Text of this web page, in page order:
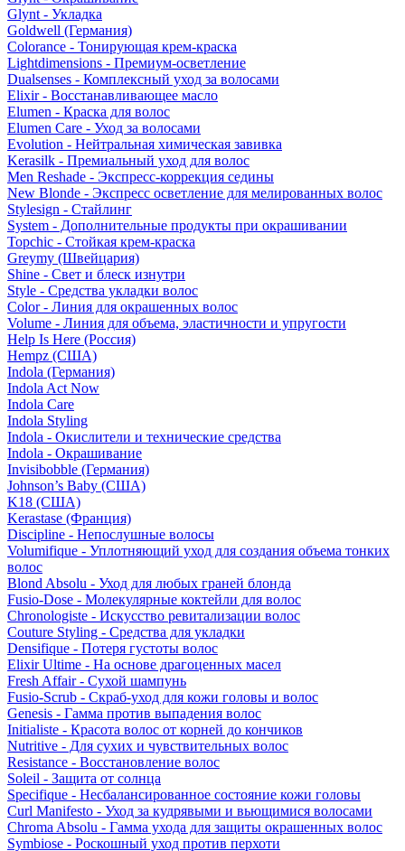
Glynt - Укладка
Goldwell (Германия)
Colorance - Тонирующая крем-краска
Lightdimensions - Премиум-осветление
Dualsenses - Комплексный уход за волосами
Elixir - Восстанавливающее масло
Elumen - Краска для волос
Elumen Care - Уход за волосами
Evolution - Нейтральная химическая завивка
Kerasilk - Премиальный уход для волос
Men Reshade - Экспресс-коррекция седины
New Blonde - Экспресс осветление для мелированных волос
Stylesign - Стайлинг
System - Дополнительные продукты при окрашивании
Topchic - Стойкая крем-краска
Greymy (Швейцария)
Shine - Свет и блеск изнутри
Style - Средства укладки волос
Color - Линия для окрашенных волос
Volume - Линия для объема, эластичности и упругости
Help Is Here (Россия)
Hempz (США)
Indola (Германия)
Indola Act Now
Indola Care
Indola Styling
Indola - Окислители и технические средства
Indola - Окрашивание
Invisibobble (Германия)
Johnson’s Baby (США)
K18 (США)
Kerastase (Франция)
Discipline - Непослушные волосы
Volumifique - Уплотняющий уход для создания объема тонких
волос
Blond Absolu - Уход для любых граней блонда
Fusio-Dose - Молекулярные коктейли для волос
Chronologiste - Искусство ревитализации волос
Couture Styling - Средства для укладки
Densifique - Потеря густоты волос
Elixir Ultime - На основе драгоценных масел
Fresh Affair - Сухой шампунь
Fusio-Scrub - Скраб-уход для кожи головы и волос
Genesis - Гамма против выпадения волос
Initialiste - Красота волос от корней до кончиков
Nutritive - Для сухих и чувствительных волос
Resistance - Восстановление волос
Soleil - Защита от солнца
Specifique - Несбалансированное состояние кожи головы
Curl Manifesto - Уход за кудрявыми и вьющимися волосами
Chroma Absolu - Гамма ухода для защиты окрашенных волос
Symbiose - Роскошный уход против перхоти